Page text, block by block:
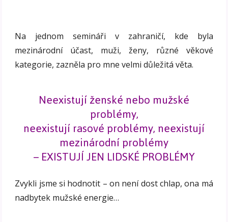
Na jednom semináři v zahraničí, kde byla
mezinárodní účast, muži, ženy, různé věkové
kategorie, zazněla pro mne velmi důležitá věta.
Neexistují ženské nebo mužské
problémy,
neexistují rasové problémy, neexistují
mezinárodní problémy
– EXISTUJÍ JEN LIDSKÉ PROBLÉMY
Zvykli jsme si hodnotit – on není dost chlap, ona má
nadbytek mužské energie…